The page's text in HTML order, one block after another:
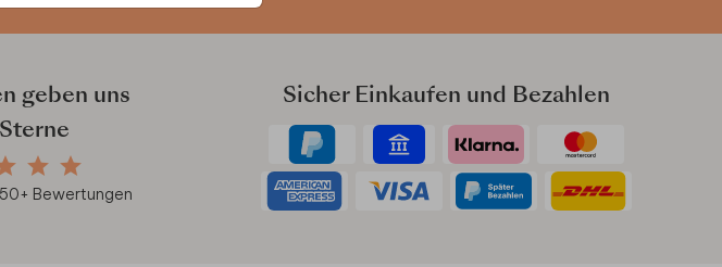
geben uns
+ Bewertungen
Sicher Einkaufen und Bezahlen